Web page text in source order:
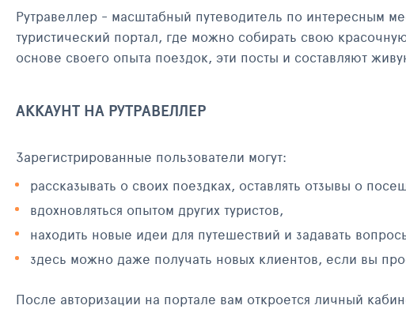
Рутравеллер - масштабный путеводитель по интересным
туристический портал, где можно собирать свою
основе своего опыта поездок, эти посты и составляют
АККАУНТ НА РУТРАВЕЛЛЕР
Зарегистрированные пользователи могут:
рассказывать о своих поездках, оставлять отзывы о
вдохновляться опытом других туристов,
находить новые идеи для путешествий и задавать
здесь можно даже получать новых клиентов, если вы
После авторизации на портале вам откроется личный